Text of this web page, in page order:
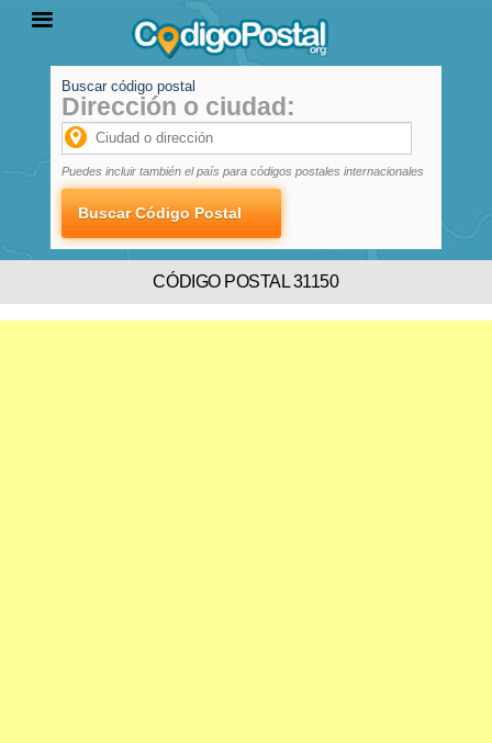
PROVINCIAS
LOCALIDADES
Buscar código postal
Dirección o ciudad:
Puedes incluir también el país para códigos postales internacionales
CÓDIGO POSTAL 31150